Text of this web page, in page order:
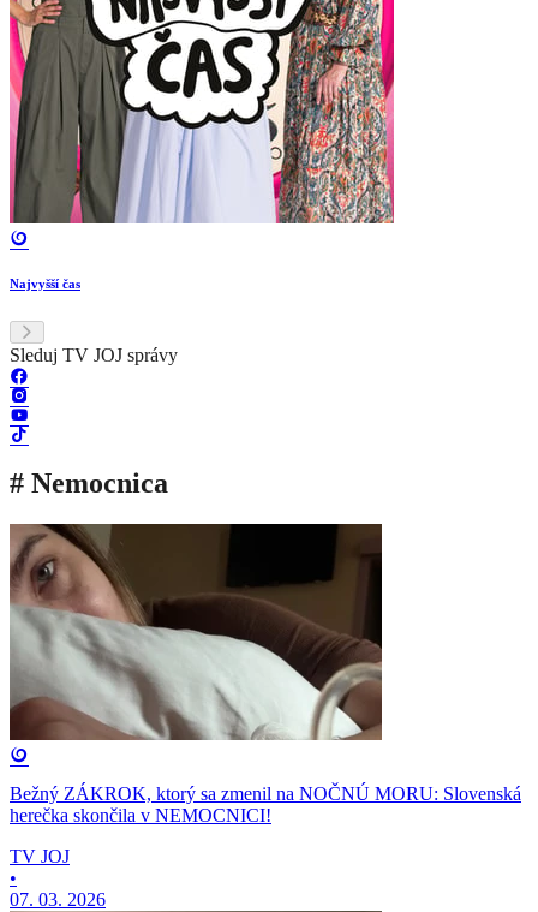
Najvyšší čas
Sleduj TV JOJ správy
# Nemocnica
Bežný ZÁKROK, ktorý sa zmenil na NOČNÚ MORU: Slovenská
herečka skončila v NEMOCNICI!
TV JOJ
•
07. 03. 2026